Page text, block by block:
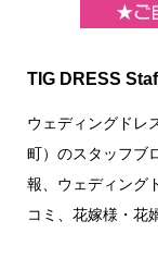
TIG DRESS
ウェディングドレ
町）のスタッフブ
報、ウェディング
コミ、花嫁様・花